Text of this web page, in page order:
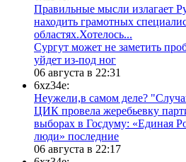
Правильные мысли излагает
находить грамотных
областях.Хотелось...
Сургут может не заметить
уйдет из-под ног
06 августа в 22:31
6xz34e:
Неужели,в самом деле?
ЦИК провела жеребьевку
выборах в Госдуму: «Единая
люди» последние
06 августа в 22:17